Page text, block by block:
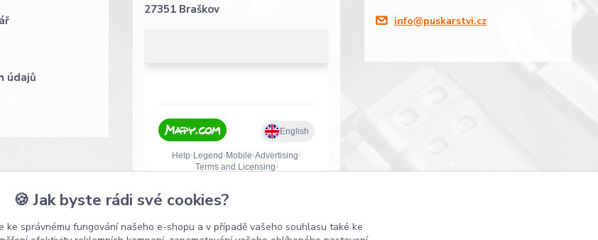
údajů
27351 Braškov
info@puskarstvi.cz
🍪 Jak byste rádi své cookies?
ke správnému fungování našeho e-shopu a v případě vašeho souhlasu také ke